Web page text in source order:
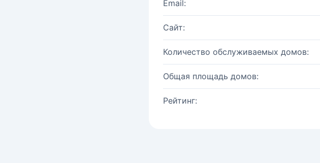
Email:
Сайт:
Количество обслуживаемых домов:
Общая площадь домов:
Рейтинг: